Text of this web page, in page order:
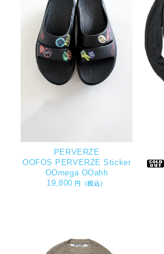
PERVERZE
OOFOS PERVERZE Sticker
OOmega OOahh
19,800 円（税込）